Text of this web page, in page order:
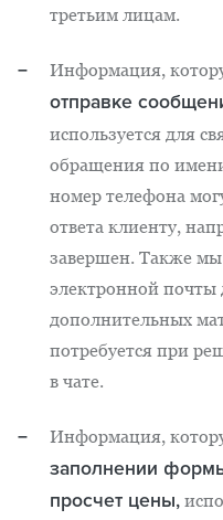
третьим лицам.
Информация,
отправке
используется для
обращения по
номер телефона
ответа клиенту,
завершен. Также мы
электронной почты
дополнительных
потребуется при
в чате.
Информация,
заполнении
просчет цены,